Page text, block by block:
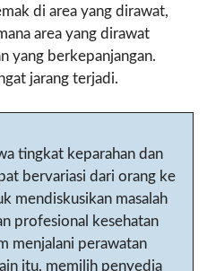
di area yang dirawat,
area yang dirawat
yang berkepanjangan.
jarang terjadi.
tingkat keparahan dan
bervariasi dari orang ke
mendiskusikan masalah
profesional kesehatan
menjalani perawatan
itu, memilih penyedia